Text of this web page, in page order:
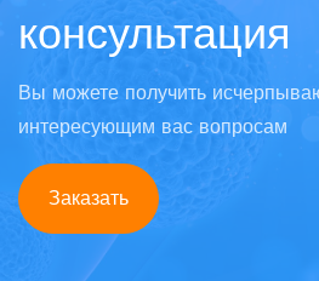
консультация
Вы можете получить
интересующим вас вопросам
Заказать